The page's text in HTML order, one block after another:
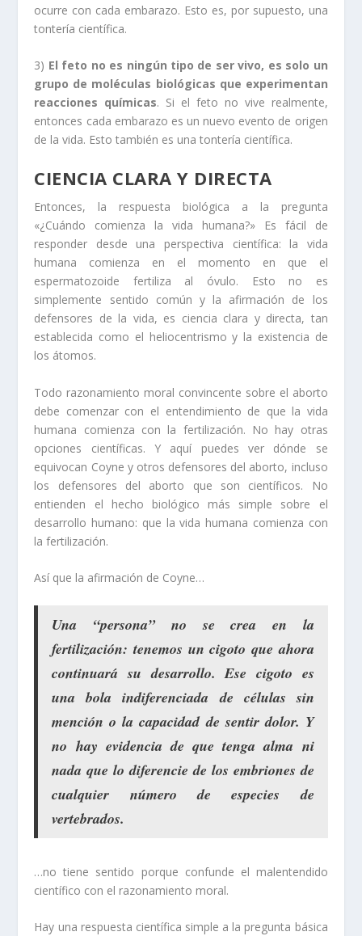
ocurre con cada embarazo. Esto es, por supuesto, una
tontería científica.
3) El feto no es ningún tipo de ser vivo, es solo un
grupo de moléculas biológicas que experimentan
reacciones químicas. Si el feto no vive realmente,
entonces cada embarazo es un nuevo evento de origen
de la vida. Esto también es una tontería científica.
CIENCIA CLARA Y DIRECTA
Entonces, la respuesta biológica a la pregunta
«¿Cuándo comienza la vida humana?» Es fácil de
responder desde una perspectiva científica: la vida
humana comienza en el momento en que el
espermatozoide fertiliza al óvulo. Esto no es
simplemente sentido común y la afirmación de los
defensores de la vida, es ciencia clara y directa, tan
establecida como el heliocentrismo y la existencia de
los átomos.
Todo razonamiento moral convincente sobre el aborto
debe comenzar con el entendimiento de que la vida
humana comienza con la fertilización. No hay otras
opciones científicas. Y aquí puedes ver dónde se
equivocan Coyne y otros defensores del aborto, incluso
los defensores del aborto que son científicos. No
entienden el hecho biológico más simple sobre el
desarrollo humano: que la vida humana comienza con
la fertilización.
Así que la afirmación de Coyne…
Una “persona” no se crea en la
fertilización: tenemos un cigoto que ahora
continuará su desarrollo. Ese cigoto es
una bola indiferenciada de células sin
mención o la capacidad de sentir dolor. Y
no hay evidencia de que tenga alma ni
nada que lo diferencie de los embriones de
cualquier número de especies de
vertebrados.
…no tiene sentido porque confunde el malentendido
científico con el razonamiento moral.
Hay una respuesta científica simple a la pregunta básica